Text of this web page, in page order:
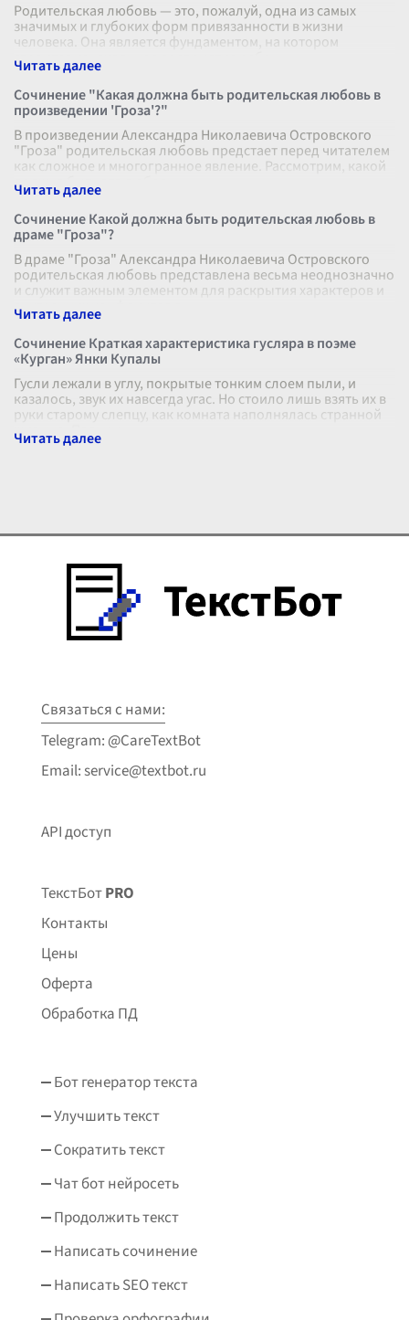
Родительская любовь — это, пожалуй, одна из самых
значимых и глубоких форм привязанности в жизни
человека. Она является фундаментом, на котором
строится изначальное восприятие ребе
Сочинение "Какая должна быть родительская любовь в
произведении 'Гроза'?"
В произведении Александра Николаевича Островского
"Гроза" родительская любовь предстает перед читателем
как сложное и многогранное явление. Рассмотрим, какой
должна быть эта любовь
Сочинение Какой должна быть родительская любовь в
драме "Гроза"?
В драме "Гроза" Александра Николаевича Островского
родительская любовь представлена весьма неоднозначно
и служит важным элементом для раскрытия характеров и
внутренних конфликтов г
Сочинение Краткая характеристика гусляра в поэме
«Курган» Янки Купалы
Гусли лежали в углу, покрытые тонким слоем пыли, и
казалось, звук их навсегда угас. Но стоило лишь взять их в
руки старому слепцу, как комната наполнялась странной
жизнью. Пальцы,
Связаться с нами:
Telegram: @CareTextBot
Email: service@textbot.ru
API доступ
ТекстБотPRO
Контакты
Цены
Оферта
Обработка ПД
Бот генератор текста
Улучшить текст
Сократить текст
Чат бот нейросеть
Продолжить текст
Написать сочинение
Написать SEO текст